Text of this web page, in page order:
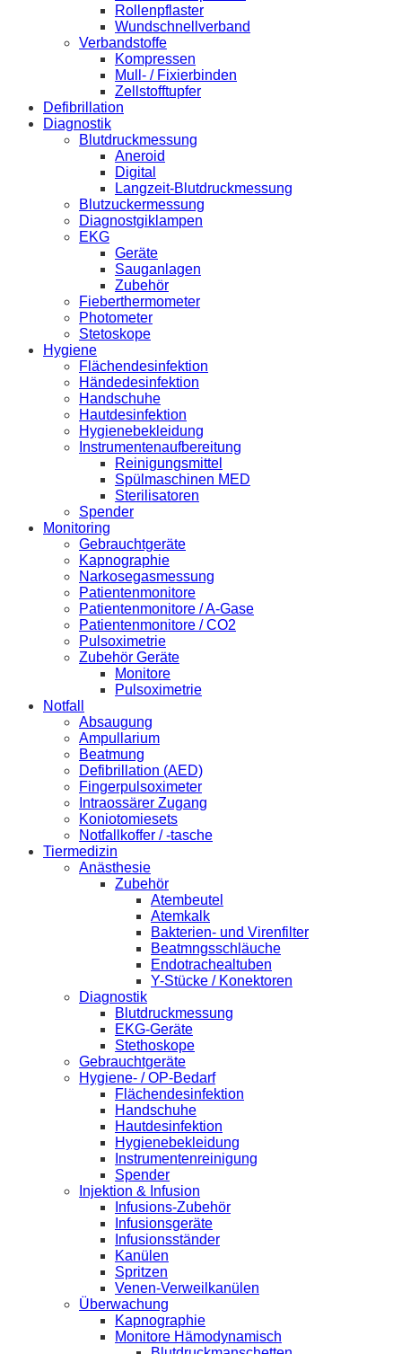
Rollenpflaster
Wundschnellverband
Verbandstoffe
Kompressen
Mull- / Fixierbinden
Zellstofftupfer
Defibrillation
Diagnostik
Blutdruckmessung
Aneroid
Digital
Langzeit-Blutdruckmessung
Blutzuckermessung
Diagnostgiklampen
EKG
Geräte
Sauganlagen
Zubehör
Fieberthermometer
Photometer
Stetoskope
Hygiene
Flächendesinfektion
Händedesinfektion
Handschuhe
Hautdesinfektion
Hygienebekleidung
Instrumentenaufbereitung
Reinigungsmittel
Spülmaschinen MED
Sterilisatoren
Spender
Monitoring
Gebrauchtgeräte
Kapnographie
Narkosegasmessung
Patientenmonitore
Patientenmonitore / A-Gase
Patientenmonitore / CO2
Pulsoximetrie
Zubehör Geräte
Monitore
Pulsoximetrie
Notfall
Absaugung
Ampullarium
Beatmung
Defibrillation (AED)
Fingerpulsoximeter
Intraossärer Zugang
Koniotomiesets
Notfallkoffer / -tasche
Tiermedizin
Anästhesie
Zubehör
Atembeutel
Atemkalk
Bakterien- und Virenfilter
Beatmngsschläuche
Endotrachealtuben
Y-Stücke / Konektoren
Diagnostik
Blutdruckmessung
EKG-Geräte
Stethoskope
Gebrauchtgeräte
Hygiene- / OP-Bedarf
Flächendesinfektion
Handschuhe
Hautdesinfektion
Hygienebekleidung
Instrumentenreinigung
Spender
Injektion & Infusion
Infusions-Zubehör
Infusionsgeräte
Infusionsständer
Kanülen
Spritzen
Venen-Verweilkanülen
Überwachung
Kapnographie
Monitore Hämodynamisch